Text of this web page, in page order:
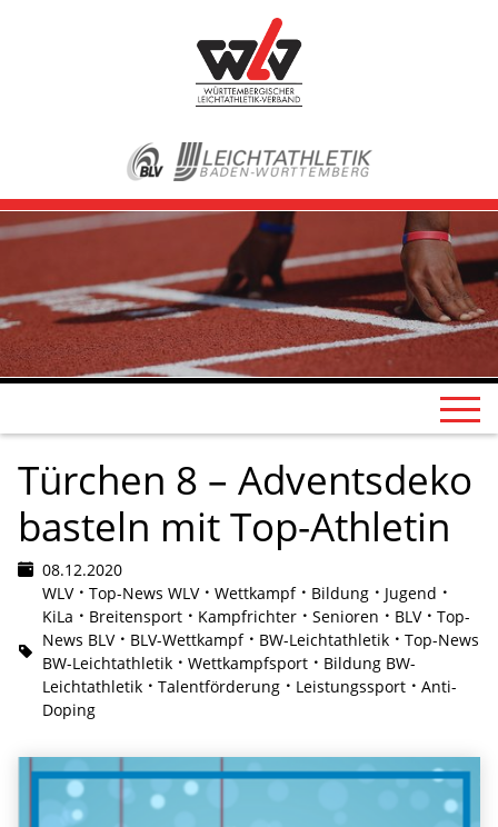
Türchen 8 – Adventsdeko
basteln mit Top-Athletin
08.12.2020
WLV
Top-News WLV Wettkampf Bildung
Jugend
KiLa
Breitensport Kampfrichter Senioren BLV
Top-
News BLV
BLV-Wettkampf BW-Leichtathletik
Top-News
BW-Leichtathletik
Wettkampfsport
Bildung BW-
Leichtathletik
Talentförderung Leistungssport
Anti-
Doping